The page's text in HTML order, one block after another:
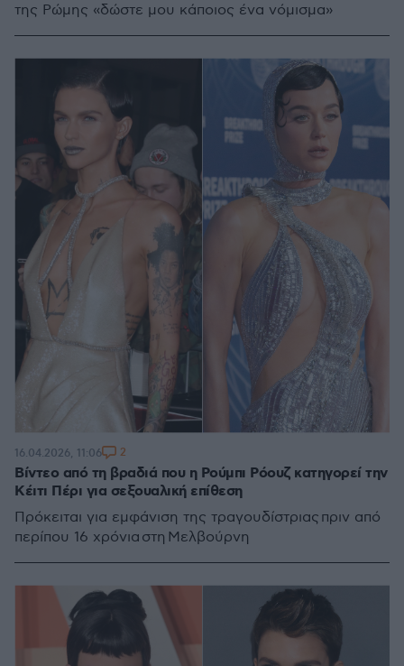
της Ρώμης «δώστε μου κάποιος ένα νόμισμα»
Βίντεο από τη βραδιά που η Ρούμπι Ρόουζ κατηγορεί την
Κέιτι Πέρι για σεξουαλική επίθεση
Πρόκειται για εμφάνιση της τραγουδίστριας πριν από
περίπου 16 χρόνια στη Μελβούρνη
16.04.2026, 11:06 2